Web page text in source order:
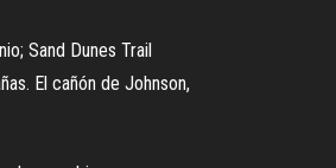
Sand Dunes Trail
El cañón de Johnson,